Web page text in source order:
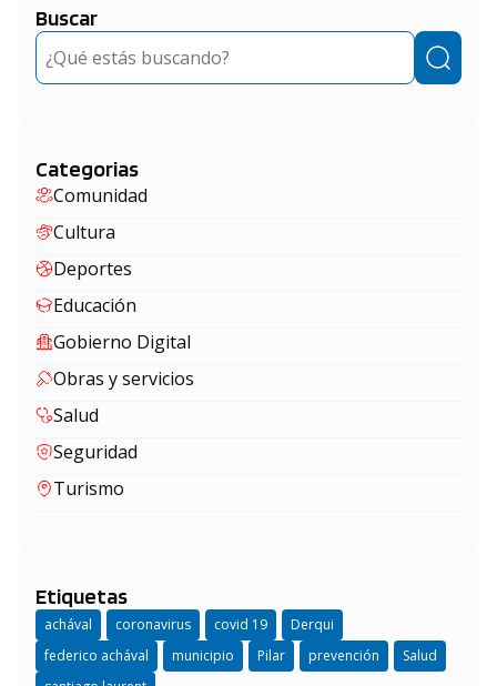
Buscar
Buscar
Categorias
Comunidad
Cultura
Deportes
Educación
Gobierno Digital
Obras y servicios
Salud
Seguridad
Turismo
Etiquetas
achával coronavirus covid 19
Derqui
federico achával
municipio Pilar prevención
Salud